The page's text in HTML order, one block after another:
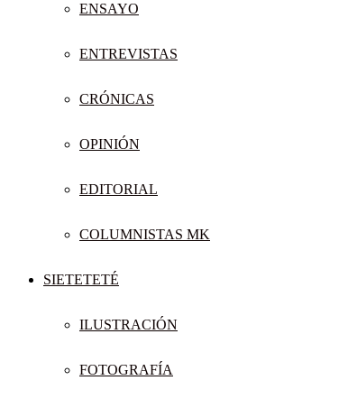
ENSAYO
ENTREVISTAS
CRÓNICAS
OPINIÓN
EDITORIAL
COLUMNISTAS MK
SIETETETÉ
ILUSTRACIÓN
FOTOGRAFÍA